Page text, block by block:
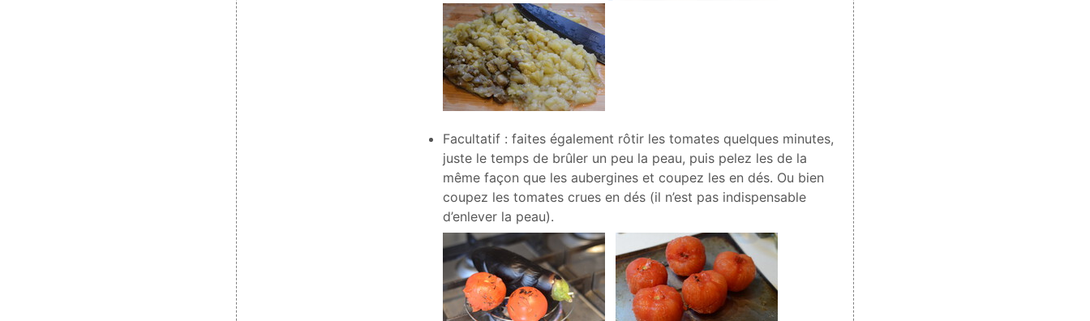
Facultatif : faites également rôtir les tomates quelques minutes,
juste le temps de brûler un peu la peau, puis pelez les de la
même façon que les aubergines et coupez les en dés. Ou bien
coupez les tomates crues en dés (il n’est pas indispensable
d’enlever la peau).